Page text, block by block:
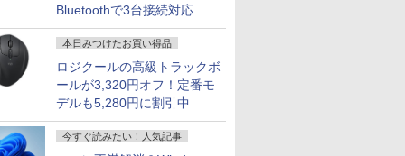
Bluetoothで3台接続対応
本日みつけたお買い得品
ロジクールの高級トラックボ
ールが3,320円オフ！定番モ
デルも5,280円に割引中
今すぐ読みたい！人気記事